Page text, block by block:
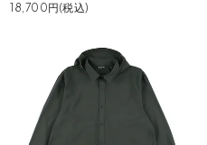
18,700円(税込)